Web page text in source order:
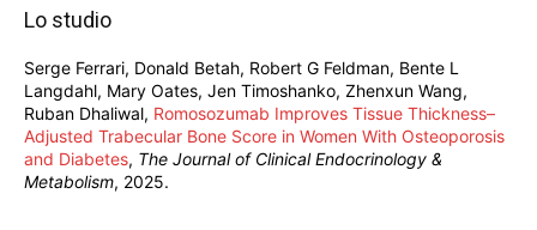
Lo studio
Serge Ferrari, Donald Betah, Robert G Feldman, Bente L
Langdahl, Mary Oates, Jen Timoshanko, Zhenxun Wang,
Ruban Dhaliwal, Romosozumab Improves Tissue Thickness–
Adjusted Trabecular Bone Score in Women With Osteoporosis
and Diabetes, The Journal of Clinical Endocrinology &
Metabolism, 2025.